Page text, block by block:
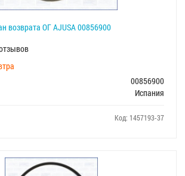
возврата ОГ AJUSA 00856900
00856900
Испания
Код: 1457193-37